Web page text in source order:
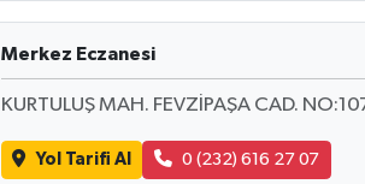
Merkez Eczanesi
KURTULUŞ MAH. FEVZİPAŞA CAD.
Yol Tarifi Al 0 (232) 616 27 07